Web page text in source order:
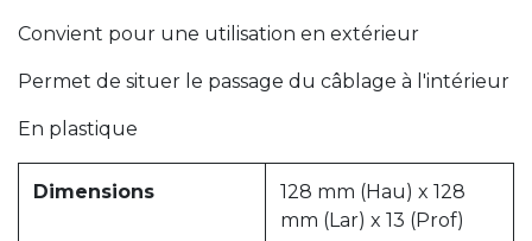
Convient pour une utilisation en extérieur
Permet de situer le passage du câblage à l'intérieur
En plastique
Dimensions
128 mm (Hau) x 128
mm (Lar) x 13 (Prof)